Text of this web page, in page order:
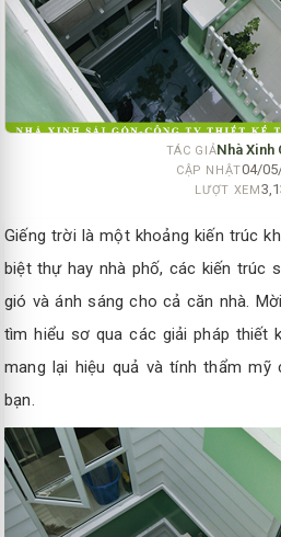
TÁC GIẢNhà Xinh
CẬP NHẬT04/
LƯỢT XEM
Giếng trời là một khoảng kiến trúc
biệt thự hay nhà phố, các kiến trúc
gió và ánh sáng cho cả căn nhà.
tìm hiểu sơ qua các giải pháp thiết
mang lại hiệu quả và tính thẩm
bạn.